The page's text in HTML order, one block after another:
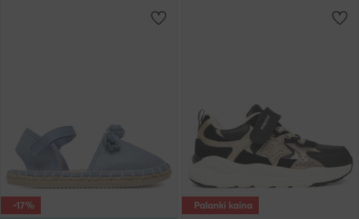
-17% Palanki kaina